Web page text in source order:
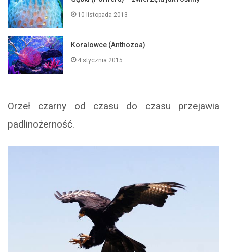
10 listopada 2013
Koralowce (Anthozoa)
4 stycznia 2015
Orzeł czarny od czasu do czasu przejawia
padlinożerność.